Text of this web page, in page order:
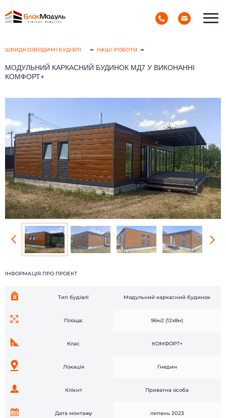
РУС
УКР
Головна
Каталог
Наші роботи
Про компанію
Доставка і монтаж
Контакти
Відгуки
ШВИДКОЗВОДИМІ БУДІВЛІ НАШІ РОБОТИ
МОДУЛЬНИЙ КАРКАСНИЙ БУДИНОК МД7 У ВИКОНАННІ
КОМФОРТ+
ІНФОРМАЦІЯ ПРО ПРОЕКТ
Тип будівлі Модульний каркасний будинок
Площа: 96м2 (12х8м)
Клас КОМФОРТ+
Локація Гнедин
Клієнт Приватна особа
Дата монтажу липень 2023